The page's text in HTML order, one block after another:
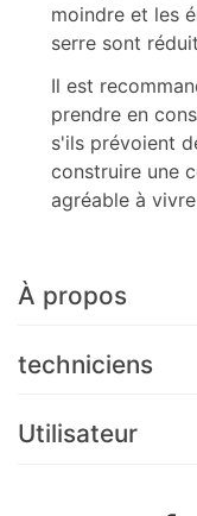
moindre et les
serre sont
Il est
prendre en
s'ils prévoient
construire une
agréable à
À propos
techniciens
Utilisateur